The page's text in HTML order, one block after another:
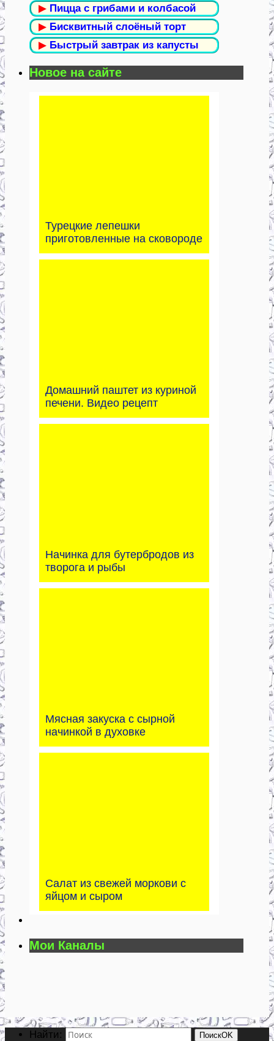
▶ Пицца с грибами и колбасой
▶ Бисквитный слоёный торт
▶ Быстрый завтрак из капусты
Новое на сайте
Турецкие лепешки
приготовленные на сковороде
Домашний паштет из куриной
печени. Видео рецепт
Начинка для бутербродов из
творога и рыбы
Мясная закуска с сырной
начинкой в духовке
Салат из свежей моркови с
яйцом и сыром
Мои Каналы
Найти: ПоискOK